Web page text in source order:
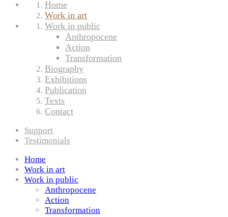
Home
Work in art
Work in public
Anthropocene
Action
Transformation
Biography
Exhibitions
Publication
Texts
Contact
Support
Testimonials
Home
Work in art
Work in public
Anthropocene
Action
Transformation